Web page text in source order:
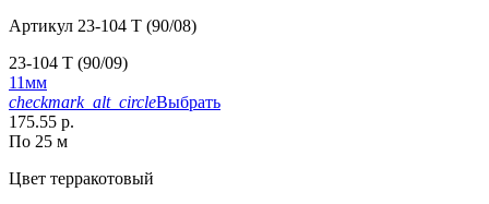
Артикул 23-104 T (90/08)
23-104 T (90/09)
11мм
checkmark_alt_circleВыбрать
175.55 р.
По 25 м
Цвет терракотовый